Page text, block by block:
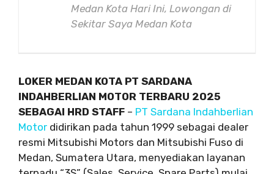
Medan Kota Hari Ini, Lowongan di
Sekitar Saya Medan Kota
LOKER MEDAN KOTA PT SARDANA
INDAHBERLIAN MOTOR TERBARU 2025
SEBAGAI HRD STAFF – PT Sardana Indahberlian
Motor didirikan pada tahun 1999 sebagai dealer
resmi Mitsubishi Motors dan Mitsubishi Fuso di
Medan, Sumatera Utara, menyediakan layanan